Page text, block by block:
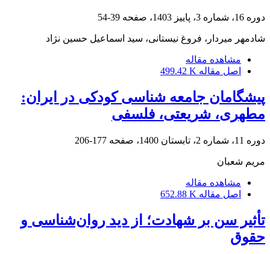
دوره 16، شماره 3، پاییز 1403، صفحه 39-54
شادمهر میردار، فروغ نیستانی، سید اسماعیل حسین نژاد
مشاهده مقاله
اصل مقاله 499.42 K
پیشگامان جامعه شناسی کودکی در ایران:
مطهری، شریعتی، فلسفی
دوره 11، شماره 2، تابستان 1400، صفحه 177-206
مریم شعبان
مشاهده مقاله
اصل مقاله 652.88 K
تأثیر سن بر شهادت؛ از دید روان‌شناسی و
حقوق